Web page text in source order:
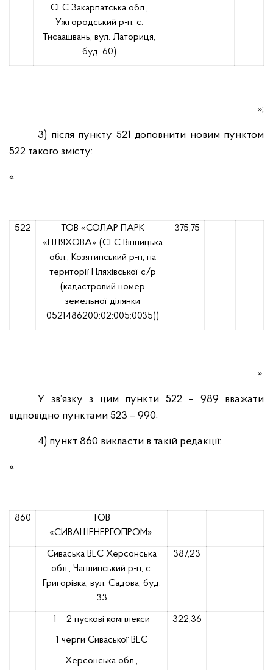
СЕС Закарпатська обл.,
Ужгородський р-н, с.
Тисаашвань, вул. Латориця,
буд. 60)
»;
3) після пункту 521 доповнити новим пунктом
522 такого змісту:
«
522
ТОВ «СОЛАР ПАРК
«ПЛЯХОВА» (СЕС Вінницька
обл., Козятинський р-н, на
території Пляхівської с/р
(кадастровий номер
земельної ділянки
0521486200:02:005:0035))
375,75
».
У зв’язку з цим пункти 522 – 989 вважати
відповідно пунктами 523 – 990;
4) пункт 860 викласти в такій редакції:
«
860
ТОВ
«СИВАШЕНЕРГОПРОМ»:
Сиваська ВЕС Херсонська
обл., Чаплинський р-н, с.
Григорівка, вул. Садова, буд.
33
387,23
1 – 2 пускові комплекси
1 черги Сиваської ВЕС
Херсонська обл.,
322,36